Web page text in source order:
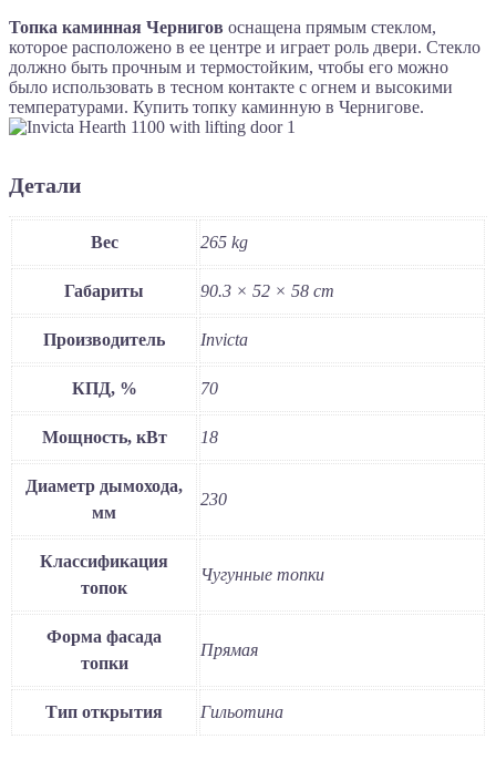
Топка каминная Чернигов оснащена прямым стеклом,
которое расположено в ее центре и играет роль двери. Стекло
должно быть прочным и термостойким, чтобы его можно
было использовать в тесном контакте с огнем и высокими
температурами. Купить топку каминную в Чернигове.
Детали
Вес 265 kg
Габариты 90.3 × 52 × 58 cm
Производитель Invicta
КПД, % 70
Мощность, кВт 18
Диаметр дымохода,
мм
230
Классификация
топок
Чугунные топки
Форма фасада
топки
Прямая
Тип открытия Гильотина